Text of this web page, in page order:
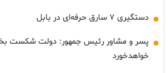
دستگیری ۷ سارق حرفه‌ای در بابل
پسر و مشاور رئیس جمهور: دولت شکست
خواهدخورد